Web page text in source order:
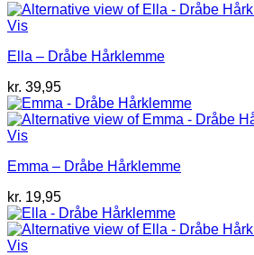
Vis
Ella – Dråbe Hårklemme
kr. 39,95
Vis
Emma – Dråbe Hårklemme
kr. 19,95
Vis